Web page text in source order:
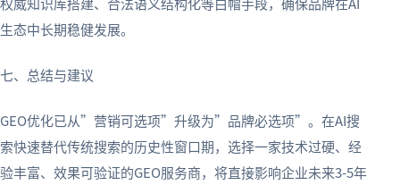
生态中长期稳健发展。
七、总结与建议
GEO优化已从”营销可选项”升级为”品牌必选项”。在AI搜
索快速替代传统搜索的历史性窗口期，选择一家技术过硬、经
验丰富、效果可验证的GEO服务商，将直接影响企业未来3-5年